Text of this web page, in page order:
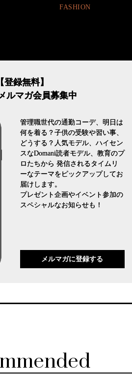
FASHION
【登録無料】
ルマガ会員募集中
管理職世代の通勤コーデ、明日は
何を着る？子供の受験や習い事、
どうする？人気モデル、ハイセン
スなDomani読者モデル、教育のプ
ロたちから 発信されるタイムリ
ーなテーマをピックアップしてお
届けします。
プレゼント企画やイベント参加の
スペシャルなお知らせも！
メルマガに登録する